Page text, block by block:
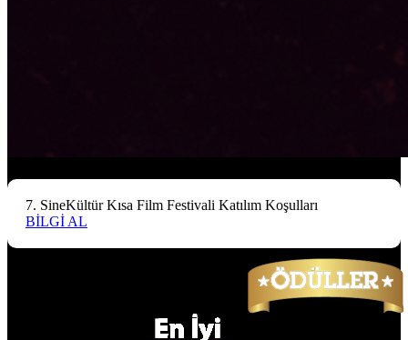
7. SineKültür Kısa Film Festivali Katılım Koşulları
BİLGİ AL